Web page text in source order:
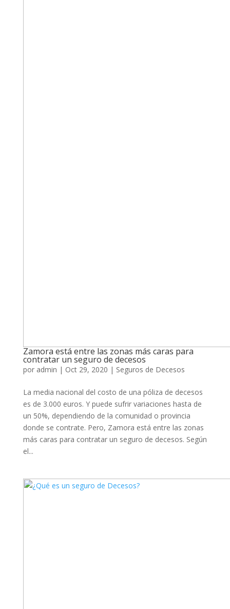
Zamora está entre las zonas más caras para
contratar un seguro de decesos
por admin | Oct 29, 2020 | Seguros de Decesos
La media nacional del costo de una póliza de decesos
es de 3.000 euros. Y puede sufrir variaciones hasta de
un 50%, dependiendo de la comunidad o provincia
donde se contrate. Pero, Zamora está entre las zonas
más caras para contratar un seguro de decesos. Según
el...